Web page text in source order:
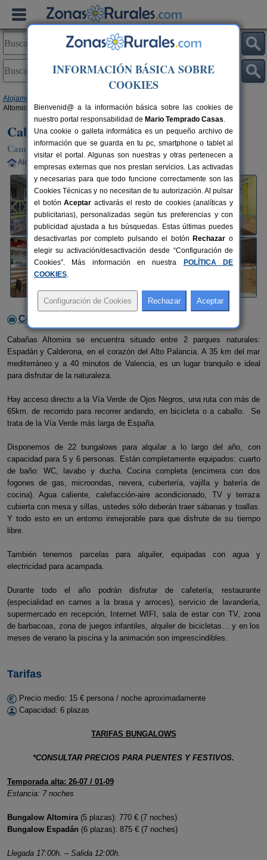
Alojamientos
Altomira
Cabañas Altomira
Camping y Bungalows en Navajas (Castellón)
Alquiler completo 60 km de Castellón
Contactar con el alojamiento
Cabañas Altomira se encuentra situado entre 2 parques naturales:
Espadán y Calderona, en el corazón del Alto Palancia. A 35 km del mar
mediterráneo y a 40 minutos de Valencia, es un lugar tranquilo e ideal
para disfrutar de la naturaleza.
Hay acceso directo a la Vía Verde de Ojos Negros, una ruta con más de
65km. de recorrido para recorrer andando, en bicicleta o a caballo. Se
trata de la Vía Verde más larga de España.
Disponemos de 22 bungalows para alquilar a lo largo del año, con
capacidad para 5 y 6 personas. Están completamente equipados: cuarto
de baño: WC, lavabo y ducha. Cocina completa (encimera con dos
fogones de gas, microondas, nevera, cubertería, vajilla y batería de
cocina). Agua caliente, calefacción-aire acondicionado, TV y terraza
cubierta con mesa y sillas, ustedes sólo deberán traer sábanas y toallas.
Y todo esto en un entorno inmejorable para que disfrute de su tiempo
libre.
También tenemos parcelas para alquiler, equipadas con agua y
electricidad para acampada.
Durante todo el año podrán disfrutar de cafetería, restaurante
(especialidad en carnes a la brasa y arroces), servicio de lavandería,
supermercado en recepción, Internet WIFI, sala de estar con TV, zona
de barbacoas, zona de juegos infantiles, alquiler de bicicletas… y en los
meses de verano la piscina y la animación son imprescindibles.
Tarifas
Precio medio: 15 € persona / noche aproximadamente
Capacidad: 6 plazas
TARIFAS BUNGALOWS
*CONSULTAR PRECIOS PARA PUENTES Y FESTIVOS.
Temporada alta: 26-07 / 01-09
Estancia: 7 noches
Bungalow Altomira(5 plazas): 770 € (7 noches)
Bungalow Espadán (6 plazas): 875 € (7 noches)
Llegada 17:00h. – Salida 12:00h.
INFORMACIÓN BÁSICA SOBRE
COOKIES
Bienvenid@ a la información básica sobre las cookies de
nuestro portal responsabilidad de Mario Temprado Casas.
Una cookie o galleta informática es un pequeño archivo de
información que se guarda en tu pc, smartphone o tablet al
visitar el portal. Algunas son nuestras y otras pertenecen a
empresas externas que nos prestan servicios. Las activadas
y necesarias para que todo funcione correctamente son las
Cookies Técnicas y no necesitan de tu autorización. Al pulsar
el botónAceptar activarás el resto de cookies (analíticas y
publicitarias), personalizadas según tus preferencias y con
publicidad ajustada a tus búsquedas. Estas últimas puedes
desactivarlas por completo pulsando el botón Rechazar o
elegir su activación/desactivación desde “Configuración de
Cookies”. Más información en nuestra
POLÍTICA DE
COOKIES.